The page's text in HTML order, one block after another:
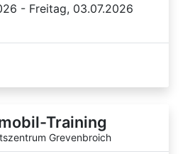
- Freitag, 03.07.2026
Training
Grevenbroich